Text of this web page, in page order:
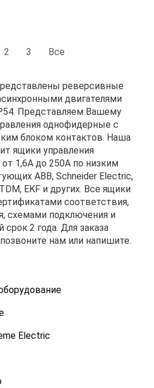
2 3 Все
реверсивные
двигателями
Представляем Вашему
однофидерные с
блоком контактов. Наша
ящики управления
1,6А до 250А по низким
ABB, Schneider Electric,
EKF и других. Все ящики
соответствия,
схемами подключения и
2 года. Для заказа
нам или напишите.
Electric